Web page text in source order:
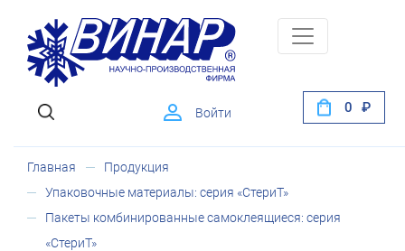
Войти 0
Главная
Продукция
Упаковочные материалы: серия «СтериТ»
Пакеты комбинированные самоклеящиеся: серия
«СтериТ»